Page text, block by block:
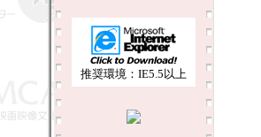
推奨環境：IE5.5以上